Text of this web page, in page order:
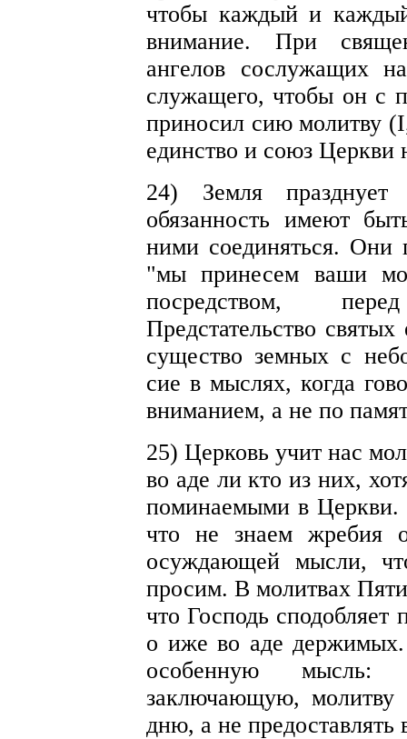
чтобы каждый и
внимание. При
ангелов сослужащих
служащего, чтобы он с
приносил сию молитву
единство и союз Церкви
24) Земля
обязанность имеют
ними соединяться. Они
"мы принесем ваши
посредством,
Предстательство
существо земных с
сие в мыслях, когда
вниманием, а не по
25) Церковь учит нас
во аде ли кто из них,
поминаемыми в
что не знаем жребия
осуждающей мысли,
просим. В молитвах
что Господь
о иже во аде
особенную мысль:
заключающую, молитву
дню, а не предоставлять